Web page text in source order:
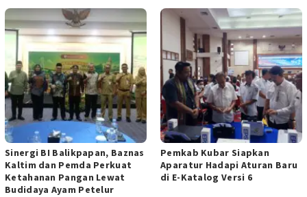
Sinergi BI Balikpapan, Baznas
Kaltim dan Pemda Perkuat
Ketahanan Pangan Lewat
Budidaya Ayam Petelur
Pemkab Kubar Siapkan
Aparatur Hadapi Aturan Baru
di E-Katalog Versi 6